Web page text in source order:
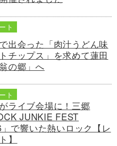
ト
出会った「肉汁うどん味
チップス」を求めて蓮田
の郷」へ
ト
ライブ会場に！三郷
JUNKIE FEST
で響いた熱いロック【レ
】